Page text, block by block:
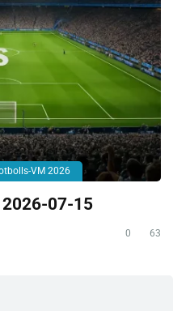
VM 2026
07-15
0 63